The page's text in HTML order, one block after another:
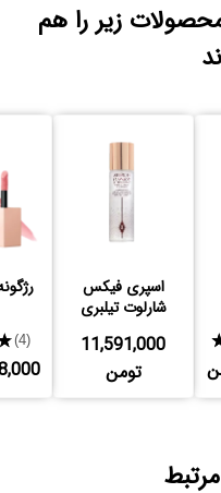
زیر را هم
اسپری فیکس
شارلوت تیلبری
11,591,000
تومن
(4)